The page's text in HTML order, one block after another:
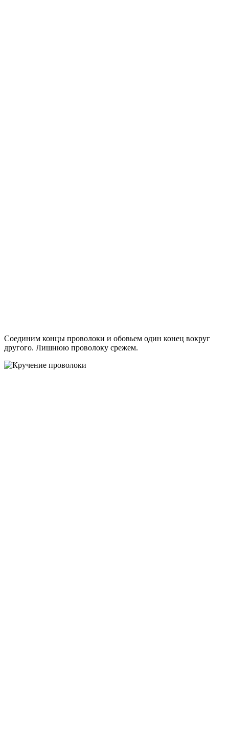
Соединим концы проволоки и обовьем один конец вокруг
другого. Лишнюю проволоку срежем.